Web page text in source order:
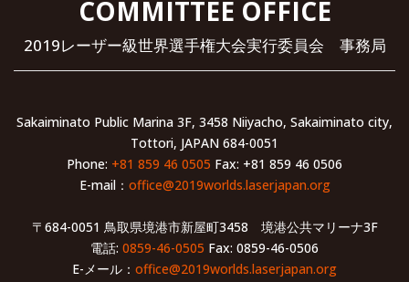
COMMITTEE OFFICE
2019レーザー級世界選手権大会実行委員会 事務局
Sakaiminato Public Marina 3F, 3458 Niiyacho, Sakaiminato city,
Tottori, JAPAN 684-0051
Phone: +81 859 46 0505 Fax: +81 859 46 0506
E-mail： office@2019worlds.laserjapan.org
〒684-0051 鳥取県境港市新屋町3458 境港公共マリーナ3F
電話: 0859-46-0505 Fax: 0859-46-0506
E-メール： office@2019worlds.laserjapan.org